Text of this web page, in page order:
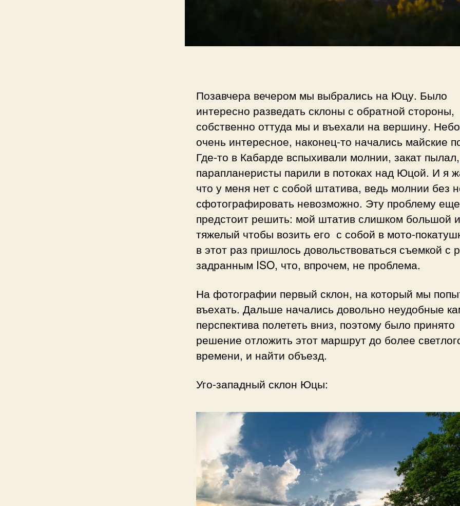
Позавчера вечером мы выбрались на Юцу. Было
интересно разведать склоны с обратной стороны,
собственно оттуда мы и въехали на вершину.
очень интересное, наконец-то начались майские
Где-то в Кабарде вспыхивали молнии, закат
парапланеристы парили в потоках над Юцой. И я
что у меня нет с собой штатива, ведь молнии без
сфотографировать невозможно. Эту проблему еще
предстоит решить: мой штатив слишком большой и
тяжелый чтобы возить его с собой в мото-
в этот раз пришлось довольствоваться съемкой с
задранным ISO, что, впрочем, не проблема.
На фотографии первый склон, на который мы
въехать. Дальше начались довольно неудобные
перспектива полететь вниз, поэтому было принято
решение отложить этот маршрут до более
времени, и найти объезд.
Уго-западный склон Юцы: